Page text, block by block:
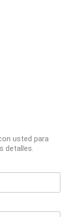
usted para
detalles.